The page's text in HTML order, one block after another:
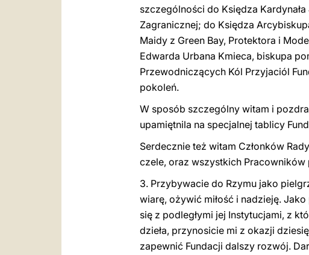
szczególności do Księdza
Zagranicznej; do Księdza
Maidy z Green Bay, Protektora i
Edwarda Urbana Kmieca, biskupa
Przewodniczących Kól Przyjaciól
pokoleń.
W sposób szczególny witam i
upamiętnila na specjalnej tablicy
Serdecznie też witam Członków
czele, oraz wszystkich
3. Przybywacie do Rzymu jako
wiarę, ożywić miłość i nadzieję.
się z podległymi jej Instytucjami, z
dzieła, przynosicie mi z okazji
zapewnić Fundacji dalszy rozwój.